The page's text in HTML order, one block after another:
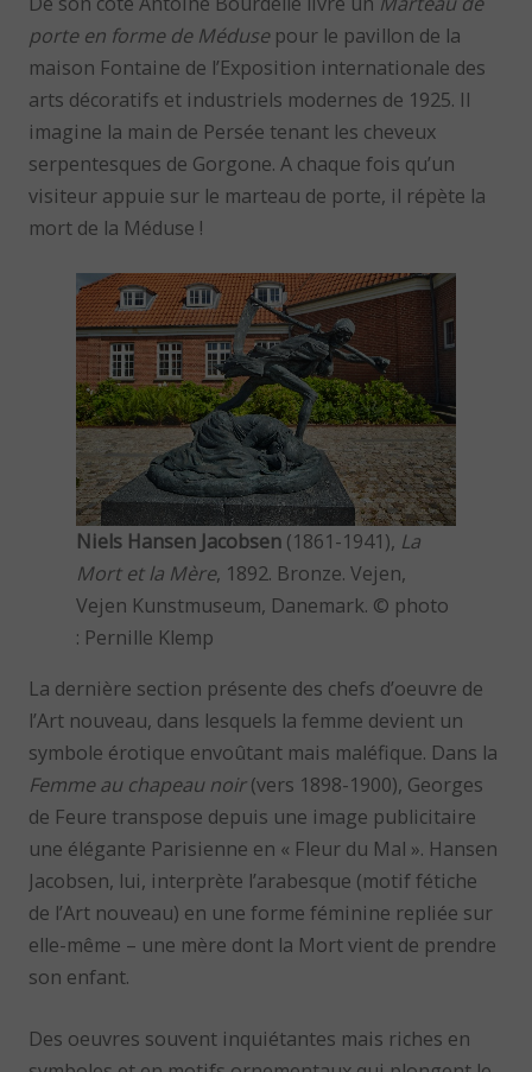
porte en forme de Médusepour le pavillon de la
maison Fontaine de l’Exposition internationale des
arts décoratifs et industriels modernes de 1925. Il
imagine la main de Persée tenant les cheveux
serpentesques de Gorgone. A chaque fois qu’un
visiteur appuie sur le marteau de porte, il répète la
mort de la Méduse !
Niels Hansen Jacobsen (1861-1941), La
Mort et la Mère, 1892. Bronze. Vejen,
Vejen Kunstmuseum, Danemark. © photo
: Pernille Klemp
La dernière section présente des chefs d’oeuvre de
l’Art nouveau, dans lesquels la femme devient un
symbole érotique envoûtant mais maléfique. Dans la
Femme au chapeau noir(vers 1898-1900), Georges
de Feure transpose depuis une image publicitaire
une élégante Parisienne en « Fleur du Mal ». Hansen
Jacobsen, lui, interprète l’arabesque (motif fétiche
de l’Art nouveau) en une forme féminine repliée sur
elle-même – une mère dont la Mort vient de prendre
son enfant.
Des oeuvres souvent inquiétantes mais riches en